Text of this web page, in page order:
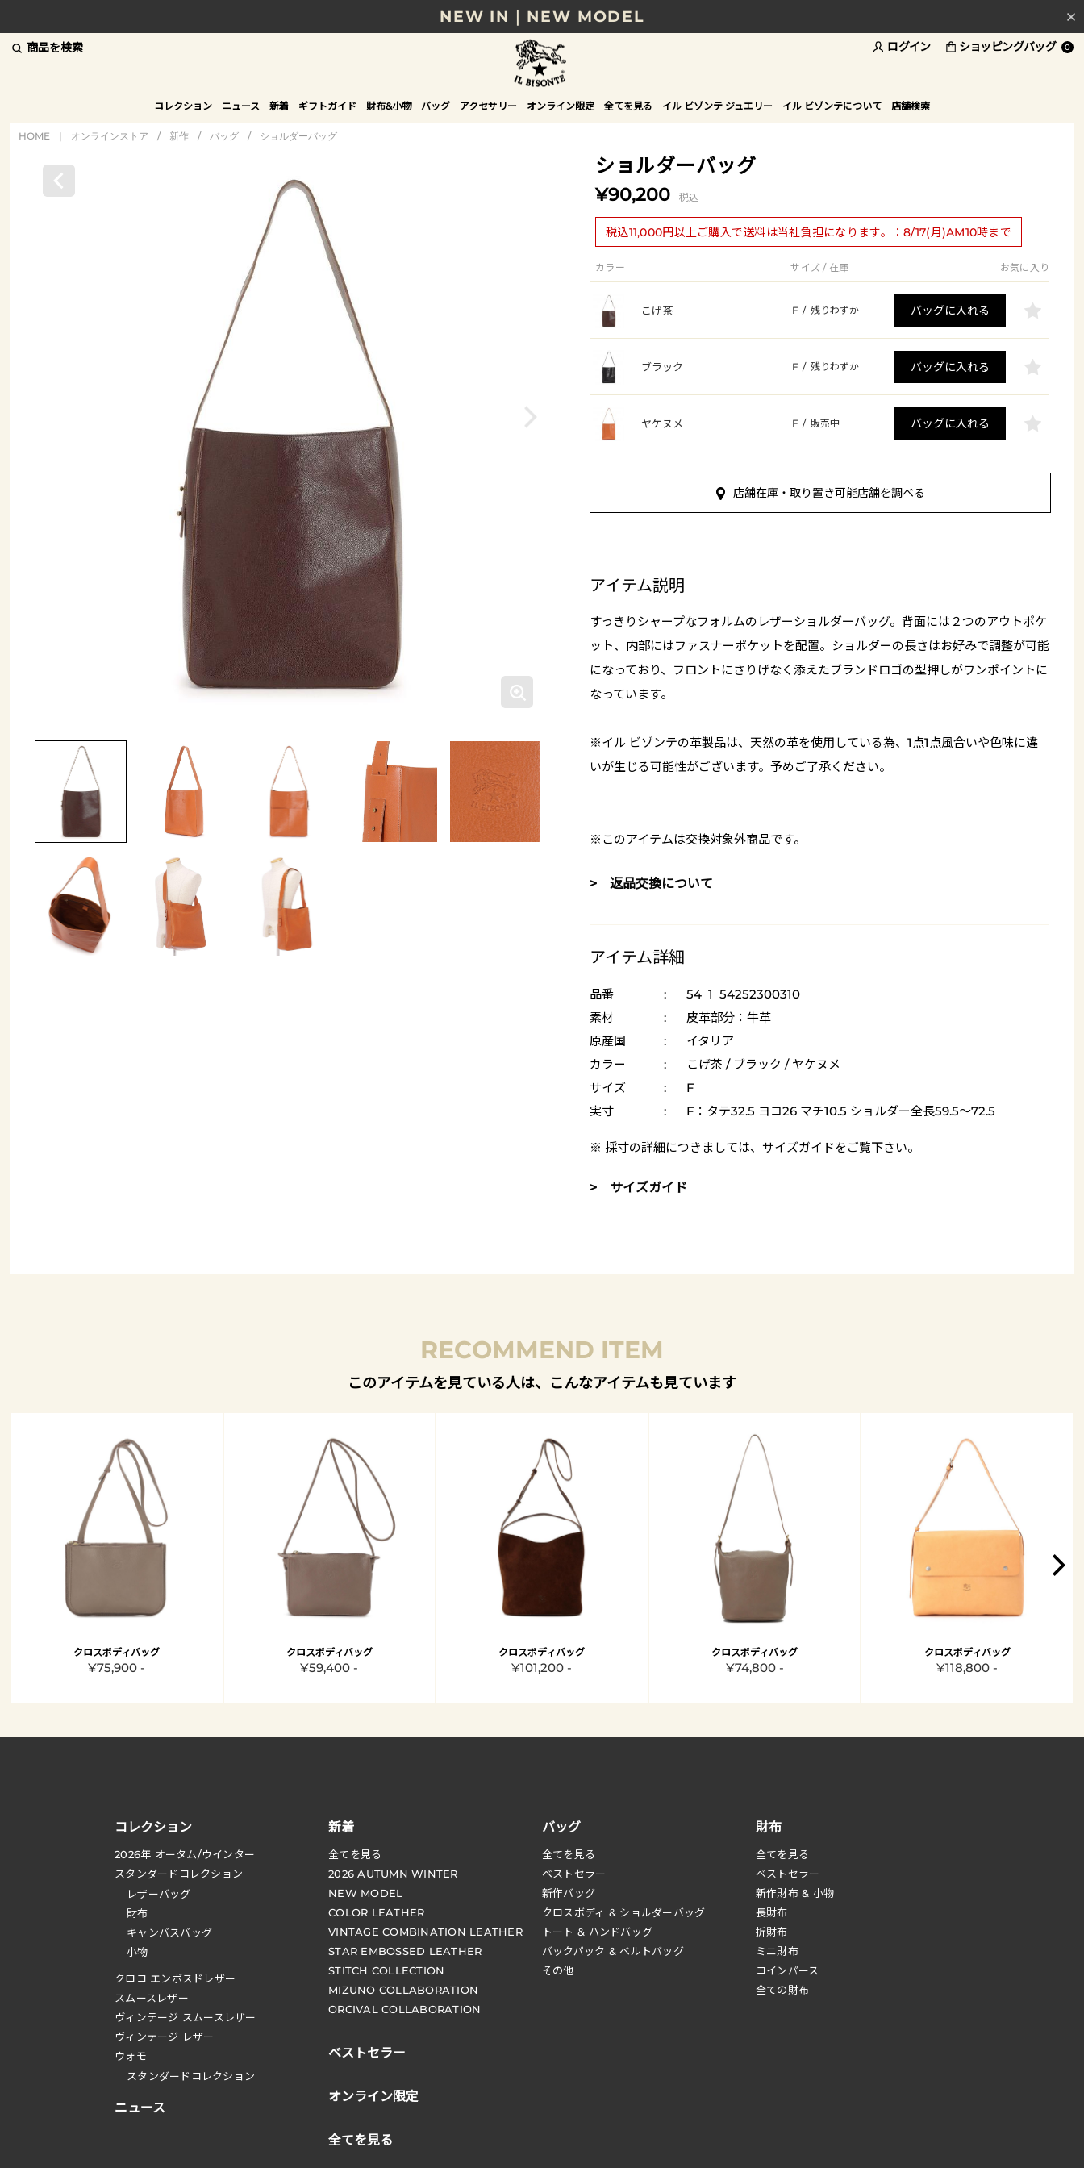
NEW IN｜NEW MODEL
8/17(月)10時まで｜税込11,000円以上で送料無料
贈る相手やシーンから選べる、新しいギフトガイド
NEW IN｜COLOR LEATHER
商品を検索 ログイン ショッピングバッグ 0
コレクション ニュース 新着 ギフトガイド 財布&小物 バッグ アクセサリー オンライン限定 全てを見る イル ビゾンテ ジュエリー イル ビゾンテについて 店舗検索
HOME | オンラインストア / 新作 / バッグ / ショルダーバッグ
ショルダーバッグ
¥90,200 税込
税込11,000円以上ご購入で送料は当社負担になります。：8/17(月)AM10時まで
カラー サイズ / 在庫 お気に入り
こげ茶 F / 残りわずか バッグに入れる
ブラック F / 残りわずか バッグに入れる
ヤケヌメ F / 販売中 バッグに入れる
店舗在庫・取り置き可能店舗を調べる
アイテム説明
すっきりシャープなフォルムのレザーショルダーバッグ。背面には２つのアウトポケ
ット、内部にはファスナーポケットを配置。ショルダーの長さはお好みで調整が可能
になっており、フロントにさりげなく添えたブランドロゴの型押しがワンポイントに
なっています。
※イル ビゾンテの革製品は、天然の革を使用している為、1点1点風合いや色味に違
いが生じる可能性がございます。予めご了承ください。
※このアイテムは交換対象外商品です。
> 返品交換について
アイテム詳細
品番 :
54_1_54252300310
素材
:
皮革部分：牛革
原産国
:
イタリア
カラー
:
こげ茶 / ブラック / ヤケヌメ
サイズ
:
F
実寸
: F：タテ32.5 ヨコ26 マチ10.5 ショルダー全長59.5～72.5
※ 採寸の詳細につきましては、 サイズガイドをご覧下さい。
> サイズガイド
RECOMMEND ITEM
このアイテムを見ている人は、こんなアイテムも見ています
クロスボディバッグ
¥75,900 -
クロスボディバッグ
¥59,400 -
クロスボディバッグ
¥101,200 -
クロスボディバッグ
¥74,800 -
クロスボディバッグ
¥118,800 -
コレクション
2026年 オータム/ウインター
スタンダードコレクション
レザーバッグ
財布
キャンバスバッグ
小物
クロコ エンボスドレザー
スムースレザー
ヴィンテージ スムースレザー
ヴィンテージ レザー
ウォモ
スタンダードコレクション
ニュース
新着
全てを見る
2026 AUTUMN WINTER
NEW MODEL
COLOR LEATHER
VINTAGE COMBINATION LEATHER
STAR EMBOSSED LEATHER
STITCH COLLECTION
MIZUNO COLLABORATION
ORCIVAL COLLABORATION
ベストセラー
オンライン限定
全てを見る
財布
全てを見る
べストセラー
新作財布 & 小物
長財布
折財布
ミニ財布
コインパース
全ての財布
バッグ
全てを見る
ベストセラー
新作バッグ
クロスボディ & ショルダーバッグ
トート & ハンドバッグ
バックパック & ベルトバッグ
その他